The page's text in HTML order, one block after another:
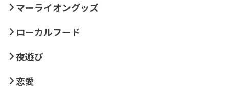
マーライオングッズ
ローカルフード
夜遊び
恋愛